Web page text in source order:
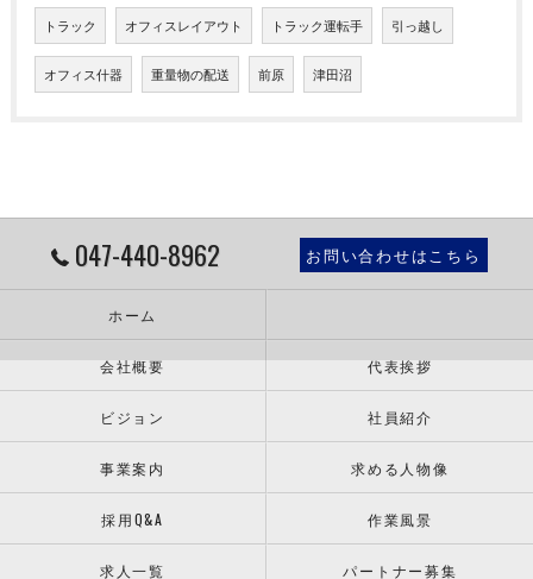
トラック オフィスレイアウト トラック運転手 引っ越し
オフィス什器 重量物の配送 前原 津田沼
047-440-8962 お問い合わせはこちら
ホーム
会社概要 代表挨拶
ビジョン 社員紹介
事業案内 求める人物像
採用Q&A 作業風景
求人一覧 パートナー募集